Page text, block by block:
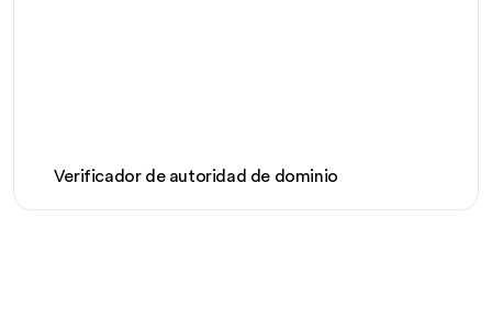
Verificador de autoridad de dominio